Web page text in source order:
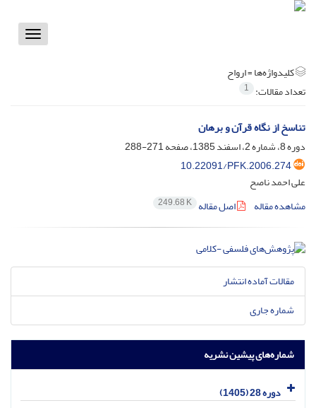
Toggle
کلیدواژه‌ها =ارواح
تعداد مقالات: 1
تناسخ از نگاه قرآن و برهان
دوره 8، شماره 2، اسفند 1385، صفحه
271-288
10.22091/PFK.2006.274
علی احمد ناصح
مشاهده مقاله
اصل مقاله 249.68 K
مقالات آماده انتشار
شماره جاری
شماره‌های پیشین نشریه
دوره 28 (1405)